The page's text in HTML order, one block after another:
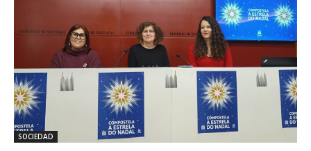
SOCIEDAD